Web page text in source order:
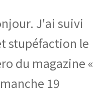
J'ai suivi
stupéfaction le
du magazine «
19